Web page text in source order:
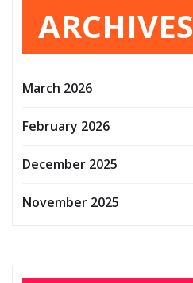
ARCHIVES
March 2026
February 2026
December 2025
November 2025